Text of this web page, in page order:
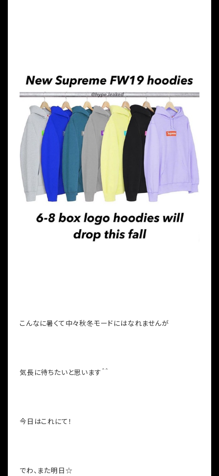
こんなに暑くて中々秋冬モードにはなれませんが
気長に待ちたいと思います＾＾
今日はこれにて！
でわ、また明日☆